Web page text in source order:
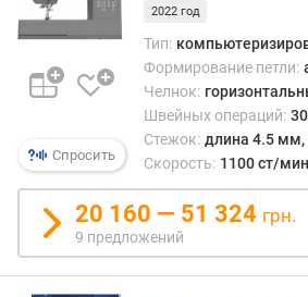
т
)
м
а
с
и
м
а
л
ь
Спросить
2022 год
Тип:
Формирование петли:
Челнок:
Швейных операций:
Стежок: длина 4.5
Скорость: 1100 ст/мин
20 160 — 51 324 грн.
9 предложений